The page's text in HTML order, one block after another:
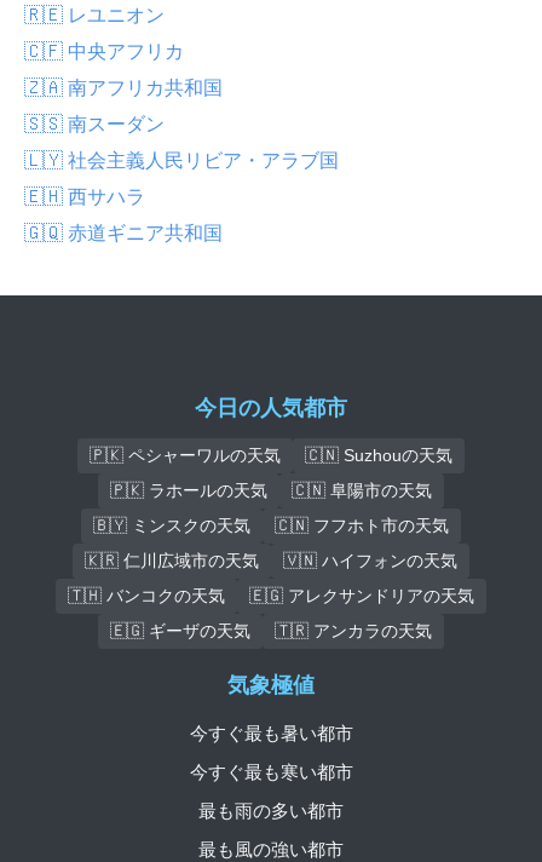
🇷🇪 レユニオン
🇨🇫 中央アフリカ
🇿🇦 南アフリカ共和国
🇸🇸 南スーダン
🇱🇾 社会主義人民リビア・アラブ国
🇪🇭 西サハラ
🇬🇶 赤道ギニア共和国
今日の人気都市
🇵🇰 ペシャーワルの天気
🇨🇳 Suzhouの天気
🇵🇰 ラホールの天気
🇨🇳 阜陽市の天気
🇧🇾 ミンスクの天気
🇨🇳 フフホト市の天気
🇰🇷 仁川広域市の天気
🇻🇳 ハイフォンの天気
🇹🇭 バンコクの天気
🇪🇬 アレクサンドリアの天気
🇪🇬 ギーザの天気
🇹🇷 アンカラの天気
気象極値
今すぐ最も暑い都市
今すぐ最も寒い都市
最も雨の多い都市
最も風の強い都市